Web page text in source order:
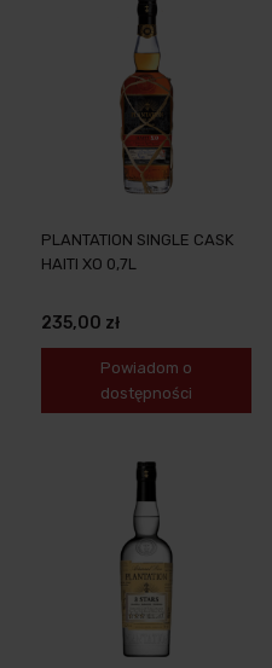
PLANTATION SINGLE CASK
HAITI XO 0,7L
235,00 zł
Powiadom o
dostępności